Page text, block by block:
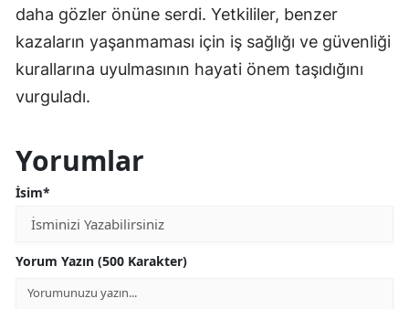
daha gözler önüne serdi. Yetkililer, benzer
kazaların yaşanmaması için iş sağlığı ve güvenliği
kurallarına uyulmasının hayati önem taşıdığını
vurguladı.
Yorumlar
İsim*
Yorum Yazın (500 Karakter)